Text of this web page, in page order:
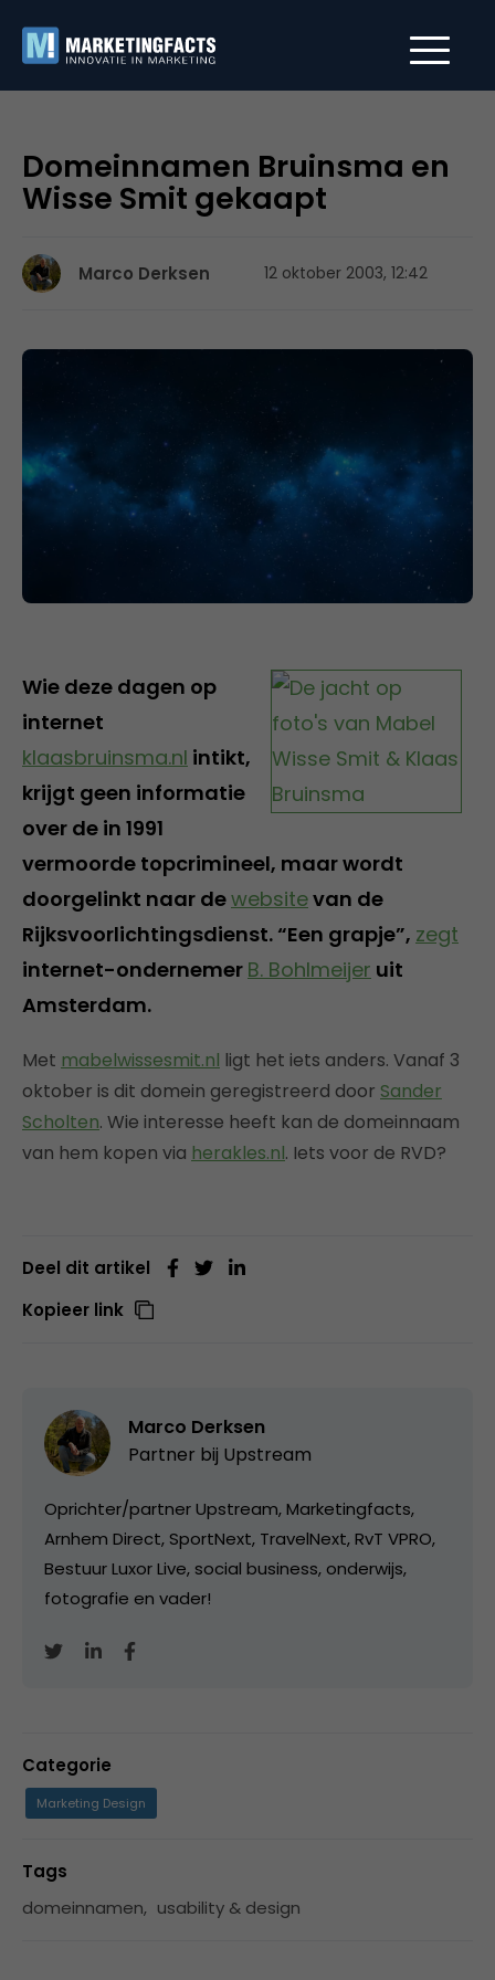
Domeinnamen Bruinsma en
Wisse Smit gekaapt
Marco Derksen 12 oktober 2003, 12:42
Wie deze dagen op
internet
klaasbruinsma.nl intikt,
krijgt geen informatie
over de in 1991
vermoorde topcrimineel, maar wordt
doorgelinkt naar dewebsitevan de
Rijksvoorlichtingsdienst. “Een grapje”, zegt
internet-ondernemer B. Bohlmeijer uit
Amsterdam.
Met mabelwissesmit.nl ligt het iets anders. Vanaf 3
oktober is dit domein geregistreerd door Sander
Scholten. Wie interesse heeft kan de domeinnaam
van hem kopen via herakles.nl. Iets voor de RVD?
Deel dit artikel
Kopieer link
Marco Derksen
Partner bij Upstream
Oprichter/partner Upstream, Marketingfacts,
Arnhem Direct, SportNext, TravelNext, RvT VPRO,
Bestuur Luxor Live, social business, onderwijs,
fotografie en vader!
Categorie
Marketing Design
Tags
domeinnamen, usability & design